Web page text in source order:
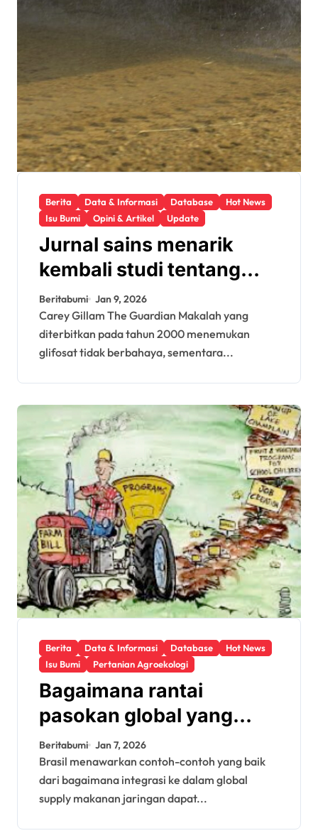
Berita Data & Informasi Database
Hot News
Isu Bumi
Opini & Artikel Update
Jurnal sains menarik
kembali studi tentang
keamanan Monsanto
Roundup: ‘Masalah etika
yang serius’
Beritabumi Jan 9, 2026
Carey Gillam The Guardian Makalah yang
diterbitkan pada tahun 2000 menemukan
glifosat tidak berbahaya, sementara...
Berita Data & Informasi Database
Hot News
Isu Bumi
Pertanian Agroekologi
Bagaimana rantai
pasokan global yang
tidak berkelanjutan
memperburuk
kerawanan pangan
Beritabumi Jan 7, 2026
Brasil menawarkan contoh-contoh yang baik
dari bagaimana integrasi ke dalam global
supply makanan jaringan dapat...